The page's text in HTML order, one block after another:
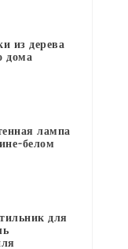
из дерева
дома
лампа
белом
для